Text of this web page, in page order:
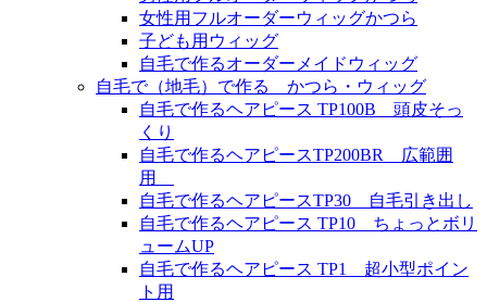
女性用フルオーダーウィッグかつら
子ども用ウィッグ
自毛で作るオーダーメイドウィッグ
自毛で（地毛）で作る かつら・ウィッグ
自毛で作るヘアピース TP100B 頭皮そっ
くり
自毛で作るヘアピースTP200BR 広範囲
用
自毛で作るヘアピースTP30 自毛引き出し
自毛で作るヘアピース TP10 ちょっとボリ
ュームUP
自毛で作るヘアピース TP1 超小型ポイン
ト用